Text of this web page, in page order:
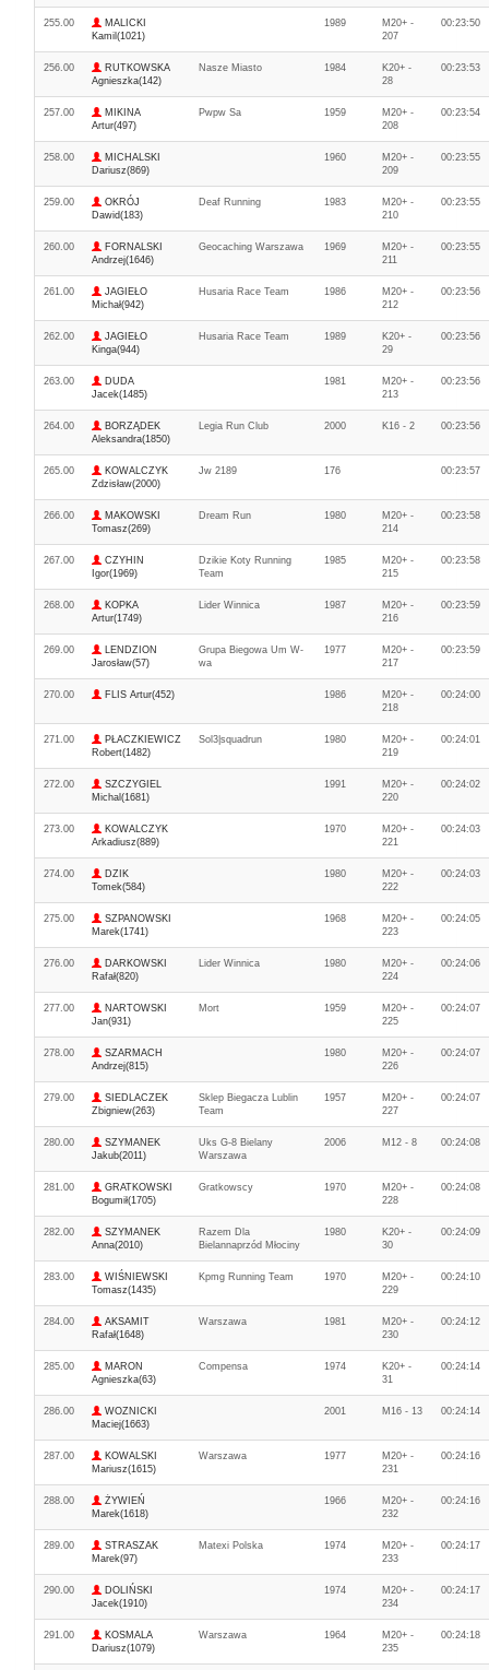
255.00
MALICKI
Kamil(1021)
1989
M20+ -
207
00:23:50
256.00
RUTKOWSKA
Agnieszka(142)
Nasze Miasto 1984
K20+ -
28
00:23:53
257.00
MIKINA
Artur(497)
Pwpw Sa 1959
M20+ -
208
00:23:54
258.00
MICHALSKI
Dariusz(869)
1960
M20+ -
209
00:23:55
259.00
OKRÓJ
Dawid(183)
Deaf Running 1983
M20+ -
210
00:23:55
260.00
FORNALSKI
Andrzej(1646)
Geocaching Warszawa 1969
M20+ -
211
00:23:55
261.00
JAGIEŁO
Michał(942)
Husaria Race Team 1986
M20+ -
212
00:23:56
262.00
JAGIEŁO
Kinga(944)
Husaria Race Team 1989
K20+ -
29
00:23:56
263.00
DUDA
Jacek(1485)
1981
M20+ -
213
00:23:56
264.00
BORZĄDEK
Aleksandra(1850)
Legia Run Club 2000 K16 - 2 00:23:56
265.00
KOWALCZYK
Zdzisław(2000)
Jw 2189 176 00:23:57
266.00
MAKOWSKI
Tomasz(269)
Dream Run 1980
M20+ -
214
00:23:58
267.00
CZYHIN
Igor(1969)
Dzikie Koty Running
Team
1985
M20+ -
215
00:23:58
268.00
KOPKA
Artur(1749)
Lider Winnica 1987
M20+ -
216
00:23:59
269.00
LENDZION
Jarosław(57)
Grupa Biegowa Um W-
wa
1977
M20+ -
217
00:23:59
270.00 FLIS Artur(452) 1986
M20+ -
218
00:24:00
271.00
PŁACZKIEWICZ
Robert(1482)
Sol3|squadrun 1980
M20+ -
219
00:24:01
272.00
SZCZYGIEL
Michal(1681)
1991
M20+ -
220
00:24:02
273.00
KOWALCZYK
Arkadiusz(889)
1970
M20+ -
221
00:24:03
274.00
DZIK
Tomek(584)
1980
M20+ -
222
00:24:03
275.00
SZPANOWSKI
Marek(1741)
1968
M20+ -
223
00:24:05
276.00
DARKOWSKI
Rafał(820)
Lider Winnica 1980
M20+ -
224
00:24:06
277.00
NARTOWSKI
Jan(931)
Mort 1959
M20+ -
225
00:24:07
278.00
SZARMACH
Andrzej(815)
1980
M20+ -
226
00:24:07
279.00
SIEDLACZEK
Zbigniew(263)
Sklep Biegacza Lublin
Team
1957
M20+ -
227
00:24:07
280.00
SZYMANEK
Jakub(2011)
Uks G-8 Bielany
Warszawa
2006 M12 - 8 00:24:08
281.00
GRATKOWSKI
Bogumił(1705)
Gratkowscy 1970
M20+ -
228
00:24:08
282.00
SZYMANEK
Anna(2010)
Razem Dla
Bielannaprzód Młociny
1980
K20+ -
30
00:24:09
283.00
WIŚNIEWSKI
Tomasz(1435)
Kpmg Running Team 1970
M20+ -
229
00:24:10
284.00
AKSAMIT
Rafał(1648)
Warszawa 1981
M20+ -
230
00:24:12
285.00
MARON
Agnieszka(63)
Compensa 1974
K20+ -
31
00:24:14
286.00
WOZNICKI
Maciej(1663)
2001 M16 - 13 00:24:14
287.00
KOWALSKI
Mariusz(1615)
Warszawa 1977
M20+ -
231
00:24:16
288.00
ŻYWIEŃ
Marek(1618)
1966
M20+ -
232
00:24:16
289.00
STRASZAK
Marek(97)
Matexi Polska 1974
M20+ -
233
00:24:17
290.00
DOLIŃSKI
Jacek(1910)
1974
M20+ -
234
00:24:17
291.00
KOSMALA
Dariusz(1079)
Warszawa 1964
M20+ -
235
00:24:18